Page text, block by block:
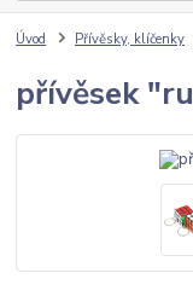
Úvod Přívěsky, klíčenky
přívěsek